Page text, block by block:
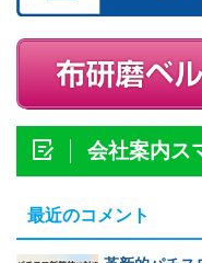
会社案内ス
最近のコメント